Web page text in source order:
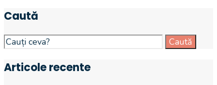
Caută
Search
for:
Caută
Articole recente